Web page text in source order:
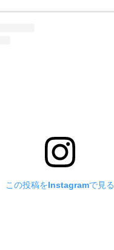
この投稿をInstagramで見る